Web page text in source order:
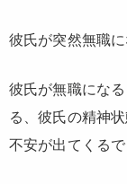
彼氏が突然無職
彼氏が無職にな
る、彼氏の精神
不安が出てくるで